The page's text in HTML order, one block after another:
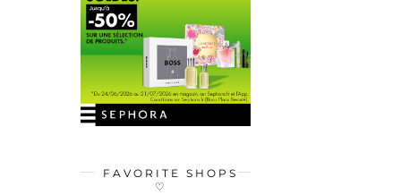
FAVORITE SHOPS
♡